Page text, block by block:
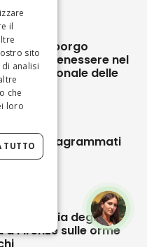
borgo
e del benessere nel
nazionale delle
più instagrammati
Italia: la Via degli Dei
a Firenze sulle orme
ITALIAN
il
sito
analisi
che
loro
TUTTO